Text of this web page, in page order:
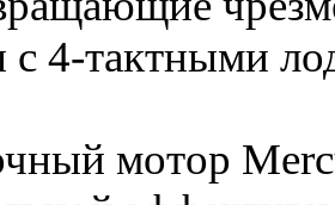
с 4-тактными
мотор